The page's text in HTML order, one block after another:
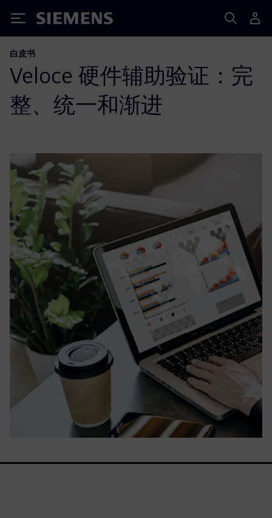
Siemens
白皮书
Veloce 硬件辅助验证：完
整、统一和渐进